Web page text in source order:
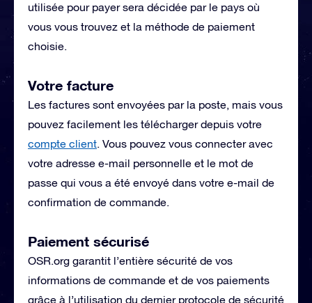
utilisée pour payer sera décidée par le pays où
vous vous trouvez et la méthode de paiement
choisie.
Votre facture
Les factures sont envoyées par la poste, mais vous
pouvez facilement les télécharger depuis votre
compte client. Vous pouvez vous connecter avec
votre adresse e-mail personnelle et le mot de
passe qui vous a été envoyé dans votre e-mail de
confirmation de commande.
Paiement sécurisé
OSR.org garantit l’entière sécurité de vos
informations de commande et de vos paiements
grâce à l’utilisation du dernier protocole de sécurité